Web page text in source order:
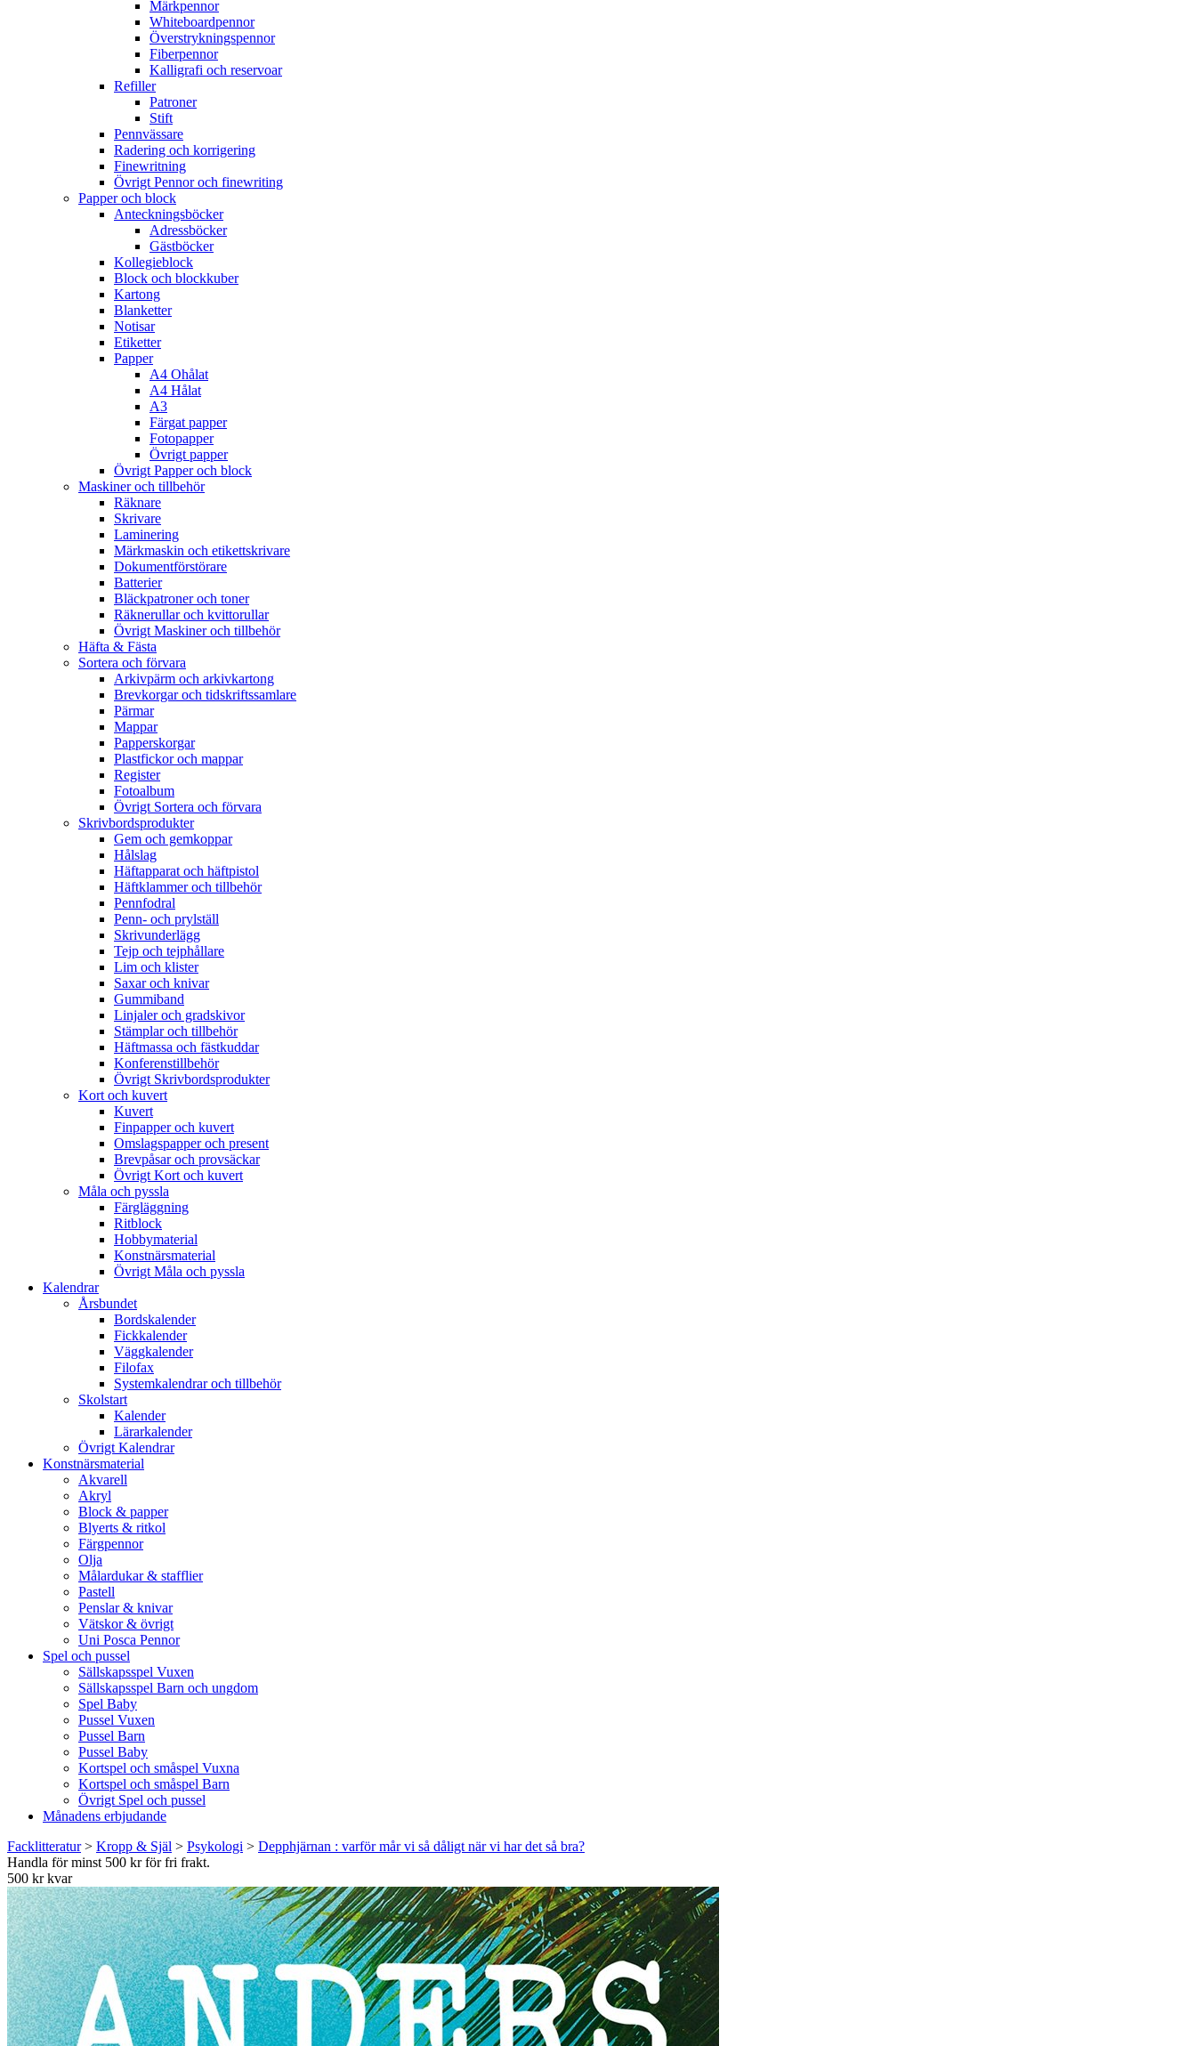
Märkpennor
Whiteboardpennor
Överstrykningspennor
Fiberpennor
Kalligrafi och reservoar
Refiller
Patroner
Stift
Pennvässare
Radering och korrigering
Finewritning
Övrigt Pennor och finewriting
Papper och block
Anteckningsböcker
Adressböcker
Gästböcker
Kollegieblock
Block och blockkuber
Kartong
Blanketter
Notisar
Etiketter
Papper
A4 Ohålat
A4 Hålat
A3
Färgat papper
Fotopapper
Övrigt papper
Övrigt Papper och block
Maskiner och tillbehör
Räknare
Skrivare
Laminering
Märkmaskin och etikettskrivare
Dokumentförstörare
Batterier
Bläckpatroner och toner
Räknerullar och kvittorullar
Övrigt Maskiner och tillbehör
Häfta & Fästa
Sortera och förvara
Arkivpärm och arkivkartong
Brevkorgar och tidskriftssamlare
Pärmar
Mappar
Papperskorgar
Plastfickor och mappar
Register
Fotoalbum
Övrigt Sortera och förvara
Skrivbordsprodukter
Gem och gemkoppar
Hålslag
Häftapparat och häftpistol
Häftklammer och tillbehör
Pennfodral
Penn- och prylställ
Skrivunderlägg
Tejp och tejphållare
Lim och klister
Saxar och knivar
Gummiband
Linjaler och gradskivor
Stämplar och tillbehör
Häftmassa och fästkuddar
Konferenstillbehör
Övrigt Skrivbordsprodukter
Kort och kuvert
Kuvert
Finpapper och kuvert
Omslagspapper och present
Brevpåsar och provsäckar
Övrigt Kort och kuvert
Måla och pyssla
Färgläggning
Ritblock
Hobbymaterial
Konstnärsmaterial
Övrigt Måla och pyssla
Kalendrar
Årsbundet
Bordskalender
Fickkalender
Väggkalender
Filofax
Systemkalendrar och tillbehör
Skolstart
Kalender
Lärarkalender
Övrigt Kalendrar
Konstnärsmaterial
Akvarell
Akryl
Block & papper
Blyerts & ritkol
Färgpennor
Olja
Målardukar & stafflier
Pastell
Penslar & knivar
Vätskor & övrigt
Uni Posca Pennor
Spel och pussel
Sällskapsspel Vuxen
Sällskapsspel Barn och ungdom
Spel Baby
Pussel Vuxen
Pussel Barn
Pussel Baby
Kortspel och småspel Vuxna
Kortspel och småspel Barn
Övrigt Spel och pussel
Månadens erbjudande
Facklitteratur> Kropp & Själ > Psykologi > Depphjärnan : varför mår vi så dåligt när vi har det så bra?
Handla för minst 500 kr för fri frakt.
500 kr kvar